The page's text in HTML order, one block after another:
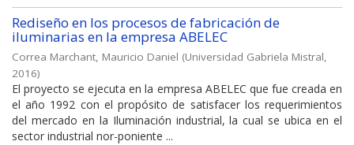
Rediseño en los procesos de fabricación de
iluminarias en la empresa ABELEC
Correa Marchant, Mauricio Daniel (Universidad Gabriela Mistral,
2016)
El proyecto se ejecuta en la empresa ABELEC que fue creada en
el año 1992 con el propósito de satisfacer los requerimientos
del mercado en la Iluminación industrial, la cual se ubica en el
sector industrial nor-poniente ...